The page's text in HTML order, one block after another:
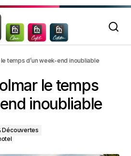
temps d’un week-end inoubliable
le temps
inoubliable
Découvertes